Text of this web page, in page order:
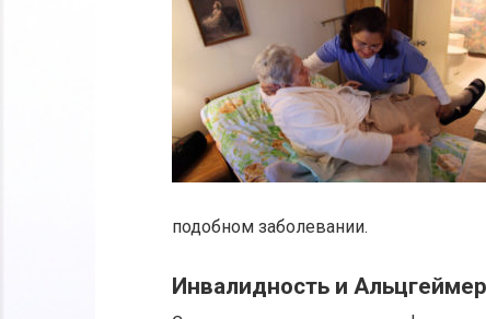
подобном заболевании.
Инвалидность и Альцгеймер